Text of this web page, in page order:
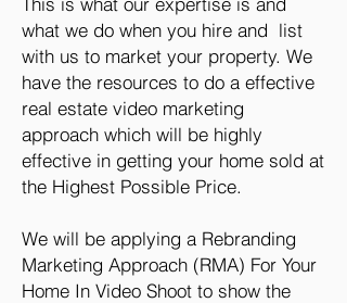
what we do when you hire and list
with us to market your property. We
have the resources to do a effective
real estate video marketing
approach which will be highly
effective in getting your home sold at
the Highest Possible Price.
We will be applying a Rebranding
Marketing Approach (RMA) For Your
Home In Video Shoot to show the